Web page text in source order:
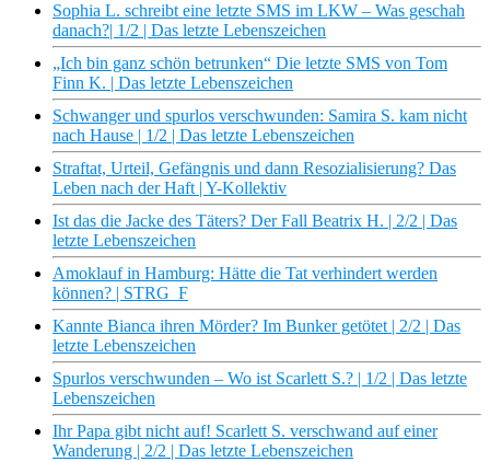
Sophia L. schreibt eine letzte SMS im LKW – Was geschah
danach?| 1/2 | Das letzte Lebenszeichen
„Ich bin ganz schön betrunken“ Die letzte SMS von Tom
Finn K. | Das letzte Lebenszeichen
Schwanger und spurlos verschwunden: Samira S. kam nicht
nach Hause | 1/2 | Das letzte Lebenszeichen
Straftat, Urteil, Gefängnis und dann Resozialisierung? Das
Leben nach der Haft | Y-Kollektiv
Ist das die Jacke des Täters? Der Fall Beatrix H. | 2/2 | Das
letzte Lebenszeichen
Amoklauf in Hamburg: Hätte die Tat verhindert werden
können? | STRG_F
Kannte Bianca ihren Mörder? Im Bunker getötet | 2/2 | Das
letzte Lebenszeichen
Spurlos verschwunden – Wo ist Scarlett S.? | 1/2 | Das letzte
Lebenszeichen
Ihr Papa gibt nicht auf! Scarlett S. verschwand auf einer
Wanderung | 2/2 | Das letzte Lebenszeichen